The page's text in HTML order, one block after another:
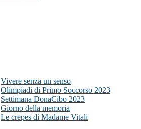
Vivere senza un senso
Olimpiadi di Primo Soccorso 2023
Settimana DonaCibo 2023
Giorno della memoria
Le crepes di Madame Vitali